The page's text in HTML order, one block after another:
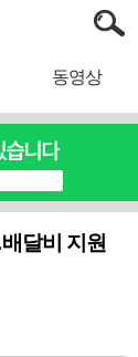
동영상
달비 지원